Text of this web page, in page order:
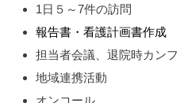
1日５～7件の訪問
報告書・看護計画書作成
担当者会議、退院時カン
地域連携活動